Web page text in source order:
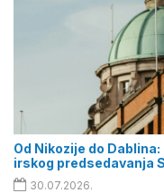
Od Nikozije do
irskog predsedavanja
30.07.2026.